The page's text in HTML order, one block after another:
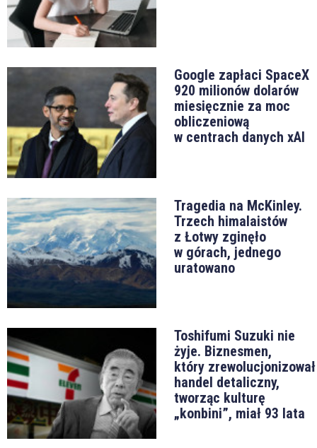
Google zapłaci SpaceX
920 milionów dolarów
miesięcznie za moc
obliczeniową
w centrach danych xAI
Tragedia na McKinley.
Trzech himalaistów
z Łotwy zginęło
w górach, jednego
uratowano
Toshifumi Suzuki nie
żyje. Biznesmen,
który zrewolucjonizował
handel detaliczny,
tworząc kulturę
„konbini”, miał 93 lata